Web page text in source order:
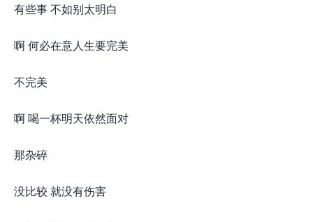
有些事 不如别太明白
啊 何必在意人生要完美
不完美
啊 喝一杯明天依然面对
那杂碎
没比较 就没有伤害